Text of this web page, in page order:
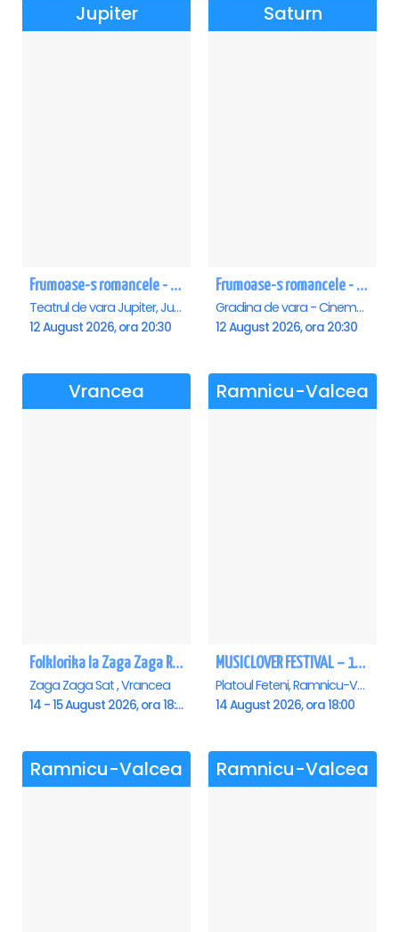
Jupiter
Frumoase-s romancele - Jupiter
Teatrul de vara Jupiter, Jupiter
12 August 2026, ora 20:30
Saturn
Frumoase-s romancele - Saturn
Gradina de vara - Cinema Saturn, Saturn
12 August 2026, ora 20:30
Vrancea
Folklorika la Zaga Zaga Resort - Anulat
Zaga Zaga Sat , Vrancea
14 - 15 August 2026, ora 18:00
Ramnicu-Valcea
MUSICLOVER FESTIVAL – 14 August – Puya, Johny Romano, Shift, Badd G, DJ Matei & Bogdanov
Platoul Feteni, Ramnicu-Valcea
14 August 2026, ora 18:00
Ramnicu-Valcea Ramnicu-Valcea